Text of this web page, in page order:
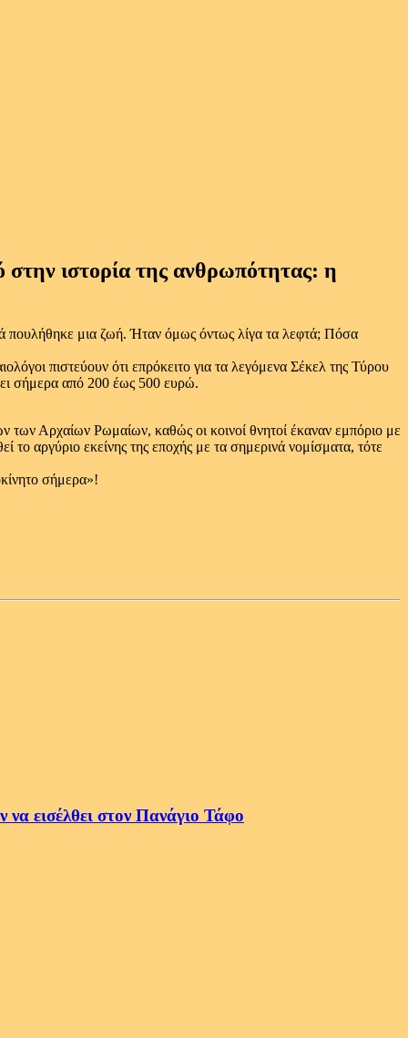
ιστορία της ανθρωπότητας: η
πουλήθηκε μια ζωή. Ήταν όμως όντως λίγα τα λεφτά; Πόσα
πιστεύουν ότι επρόκειτο για τα λεγόμενα Σέκελ της Τύρου
σήμερα από 200 έως 500 ευρώ.
των Αρχαίων Ρωμαίων, καθώς οι κοινοί θνητοί έκαναν εμπόριο με
το αργύριο εκείνης της εποχής με τα σημερινά νομίσματα, τότε
σήμερα»!
εισέλθει στον Πανάγιο Τάφο